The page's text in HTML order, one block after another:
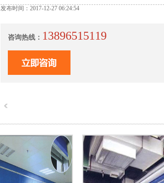
发布时间：2017-12-27 06:24:54
咨询热线： 13896515119